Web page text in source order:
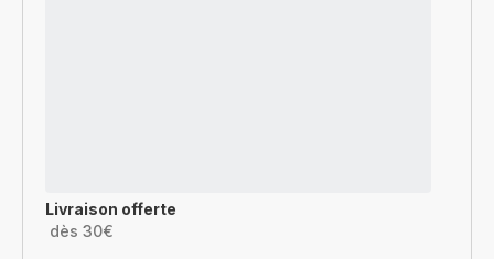
Livraison offerte
dès 30€